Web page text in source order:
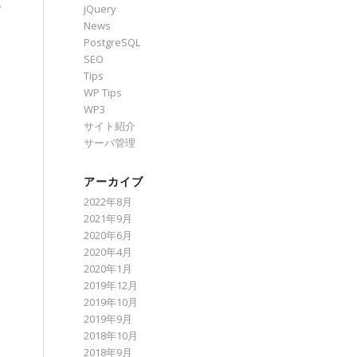
jQuery
News
PostgreSQL
SEO
Tips
WP Tips
WP3
サイト紹介
サーバ管理
アーカイブ
2022年8月
2021年9月
2020年6月
2020年4月
2020年1月
2019年12月
2019年10月
2019年9月
2018年10月
2018年9月